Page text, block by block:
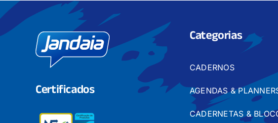
Certificados
Categorias
CADERNOS
AGENDAS &
CADERNETAS &